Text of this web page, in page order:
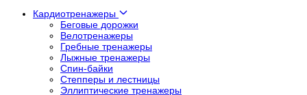
Кардиотренажеры
Беговые дорожки
Велотренажеры
Гребные тренажеры
Лыжные тренажеры
Спин-байки
Степперы и лестницы
Эллиптические тренажеры